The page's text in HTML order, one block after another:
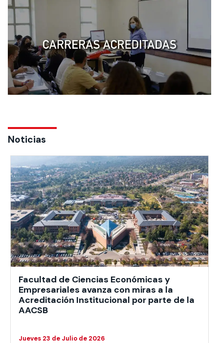
Noticias
Facultad de Ciencias Económicas y
Empresariales avanza con miras a la
Acreditación Institucional por parte de la
AACSB
Jueves 23 de Julio de 2026